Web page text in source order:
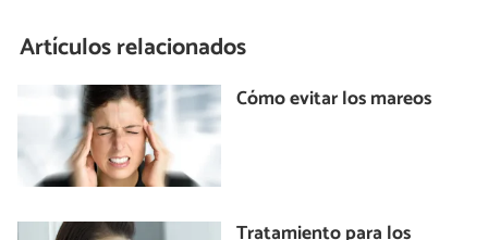
Artículos relacionados
Cómo evitar los mareos
Tratamiento para los